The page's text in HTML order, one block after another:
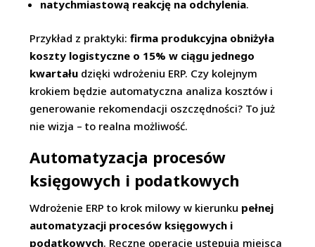
natychmiastową reakcję na odchylenia.
Przykład z praktyki:firma produkcyjna obniżyła
koszty logistyczne o 15% w ciągu jednego
kwartału dzięki wdrożeniu ERP. Czy kolejnym
krokiem będzie automatyczna analiza kosztów i
generowanie rekomendacji oszczędności? To już
nie wizja – to realna możliwość.
Automatyzacja procesów
księgowych i podatkowych
Wdrożenie ERP to krok milowy w kierunku pełnej
automatyzacji procesów księgowych i
podatkowych. Ręczne operacje ustępują miejsca